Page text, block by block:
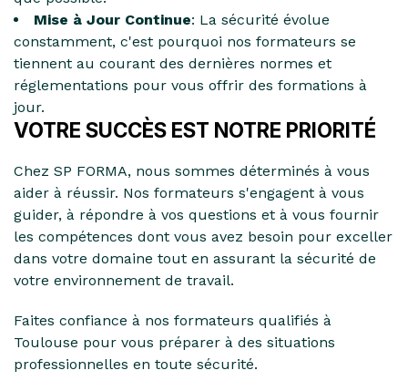
Mise à Jour Continue: La sécurité évolue
constamment, c'est pourquoi nos formateurs se
tiennent au courant des dernières normes et
réglementations pour vous offrir des formations à
jour.
VOTRE SUCCÈS EST NOTRE PRIORITÉ
Chez SP FORMA, nous sommes déterminés à vous
aider à réussir. Nos formateurs s'engagent à vous
guider, à répondre à vos questions et à vous fournir
les compétences dont vous avez besoin pour exceller
dans votre domaine tout en assurant la sécurité de
votre environnement de travail.
Faites confiance à nos formateurs qualifiés à
Toulouse pour vous préparer à des situations
professionnelles en toute sécurité.